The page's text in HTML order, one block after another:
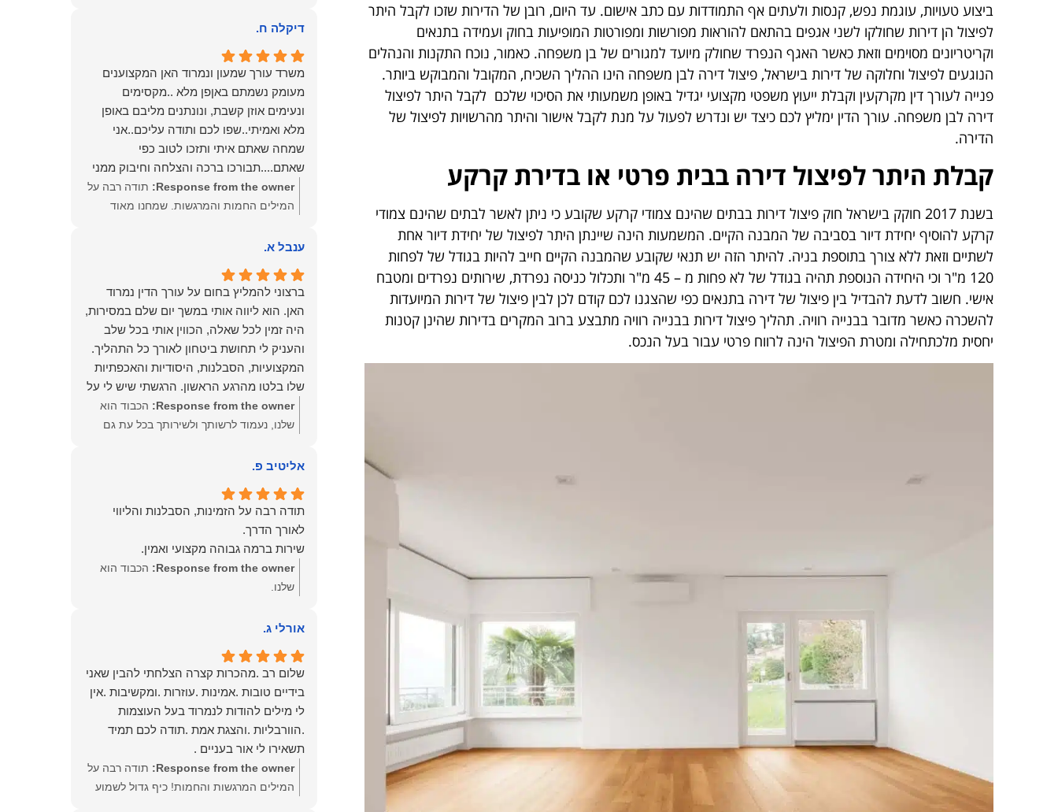
ביצוע טעויות, עוגמת נפש, קנסות ולעתים אף התמודדות עם כתב אישום. עד היום, רובן של הדירות שזכו לקבל היתר
לפיצול הן דירות שחולקו לשני אגפים בהתאם להוראות מפורשות ומפורטות המופיעות בחוק ועמידה בתנאים
וקריטריונים מסוימים וזאת כאשר האגף הנפרד שחולק מיועד למגורים של בן משפחה. כאמור, נוכח התקנות והנהלים
הנוגעים לפיצול וחלוקה של דירות בישראל, פיצול דירה לבן משפחה הינו ההליך השכיח, המקובל והמבוקש ביותר.
פנייה לעורך דין מקרקעין וקבלת ייעוץ משפטי מקצועי יגדיל באופן משמעותי את הסיכוי שלכם לקבל היתר לפיצול
דירה לבן משפחה. עורך הדין ימליץ לכם כיצד יש ונדרש לפעול על מנת לקבל אישור והיתר מהרשויות לפיצול של
הדירה.
קבלת היתר לפיצול דירה בבית פרטי או בדירת קרקע
בשנת 2017 חוקק בישראל חוק פיצול דירות בבתים שהינם צמודי קרקע שקובע כי ניתן לאשר לבתים שהינם צמודי
קרקע להוסיף יחידת דיור בסביבה של המבנה הקיים. המשמעות הינה שיינתן היתר לפיצול של יחידת דיור אחת
לשתיים וזאת ללא צורך בתוספת בניה. להיתר הזה יש תנאי שקובע שהמבנה הקיים חייב להיות בגודל של לפחות
120 מ"ר וכי היחידה הנוספת תהיה בגודל של לא פחות מ – 45 מ"ר ותכלול כניסה נפרדת, שירותים נפרדים ומטבח
אישי. חשוב לדעת להבדיל בין פיצול של דירה בתנאים כפי שהצגנו לכם קודם לכן לבין פיצול של דירות המיועדות
להשכרה כאשר מדובר בבנייה רוויה. תהליך פיצול דירות בבנייה רוויה מתבצע ברוב המקרים בדירות שהינן קטנות
יחסית מלכתחילה ומטרת הפיצול הינה לרווח פרטי עבור בעל הנכס.
דיקלה ח.
משרד עורך שמעון ונמרוד האן המקצוענים
מעומק נשמתם באןפן מלא ..מקסימים
ונעימים אוזן קשבת, ונונתנים מליבם באופן
מלא ואמיתי..שפו לכם ותודה עליכם..אני
שמחה שאתם איתי ותזכו לטוב כפי
שאתם....תבורכו ברכה והצלחה וחיבוק ממני
🙂😘💓
Response from the owner:
תודה רבה על
המילים החמות והמרגשות. שמחנו מאוד
שנתת בנו ונמשיך לעמוד לצידך וללוות אותך
הצלחה, ברכה ובשורות טובות. שמעון האן
משרד עורכי דין ונוטריון
ענבל א.
ברצוני להמליץ בחום על עורך הדין נמרוד
האן. הוא ליווה אותי במשך יום שלם במסירות,
היה זמין לכל שאלה, הכווין אותי בכל שלב
והעניק לי תחושת ביטחון לאורך כל התהליך.
המקצועיות, הסבלנות, היסודיות והאכפתיות
שלו בלטו מהרגע הראשון. הרגשתי שיש לי על
מי לסמוך, ואני ממליצה עליו מכל הלב לכל מי
שמחפש עורך דין מקצועי, אמין ומסור.
Response from the owner:
הכבוד הוא
שלנו, נעמוד לרשותך ולשירותך בכל עת גם
אליטיב פ.
תודה רבה על הזמינות, הסבלנות והליווי
שירות ברמה גבוהה מקצועי ואמין.
Response from the owner:
הכבוד הוא
שלנו.
אורלי ג.
שלום רב .מהכרות קצרה הצלחתי להבין שאני
בידיים טובות .אמינות .עוזרות .ומקשיבות .אין
לי מילים להודות לנמרוד בעל העוצמות
.הוורבליות .והצגת אמת .תודה לכם תמיד
תשאירו לי אור בעניים .
Response from the owner:
תודה רבה על
המילים המרגשות והחמות! כיף גדול לשמוע